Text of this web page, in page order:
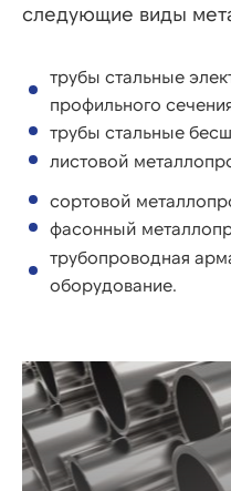
следующие виды
трубы стальные
профильного
трубы стальные
листовой
сортовой
фасонный
трубопроводная
оборудование.